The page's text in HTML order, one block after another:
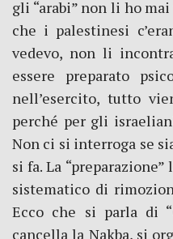
gli “arabi” non li ho
che i palestinesi
vedevo, non li
essere preparato
nell’esercito, tutto
perché per gli
Non ci si interroga se
si fa. La
sistematico di
Ecco che si parla di
cancella la Nakba, si